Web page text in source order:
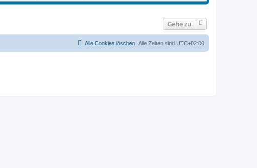
e
B
e
i
t
Gehe zu
Alle Zeiten sind UTC+02:00
Alle Cookies löschen